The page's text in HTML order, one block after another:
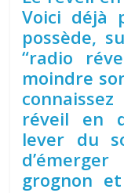
Voici déjà
possède,
“radio
moindre
réveil en
lever du
grognon